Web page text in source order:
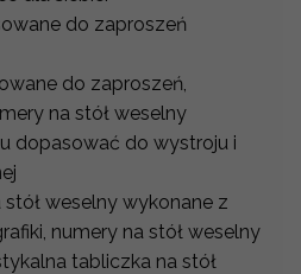
do zaproszeń
do zaproszeń,
na stół weselny
dopasować do wystroju i
weselny wykonane z
numery na stół weselny
tabliczka na stół